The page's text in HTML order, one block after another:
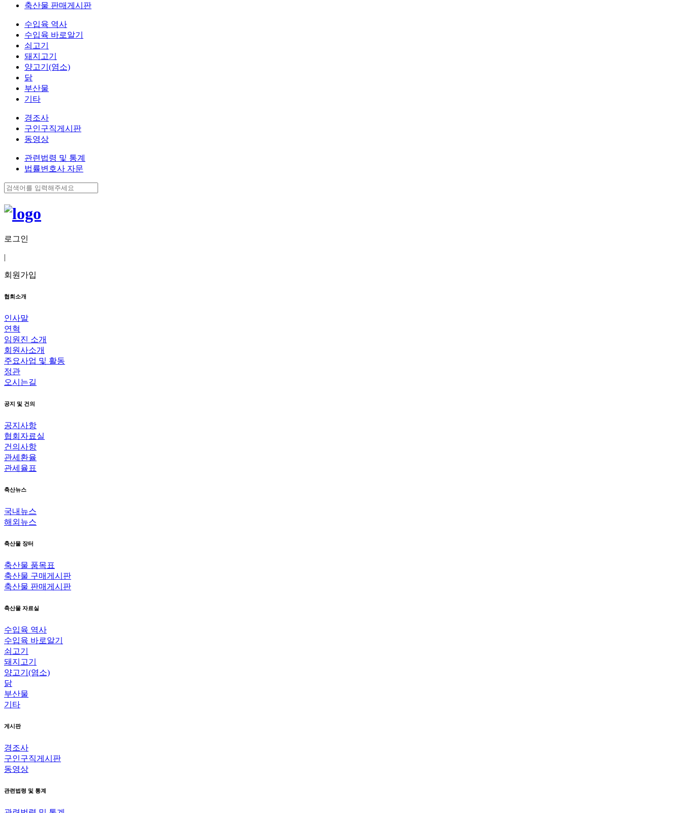
축산물 판매게시판
수입육 역사
수입육 바로알기
쇠고기
돼지고기
양고기(염소)
닭
부산물
기타
경조사
구인구직게시판
동영상
관련법령 및 통계
법률변호사 자문
로그인
|
회원가입
협회소개
인사말
연혁
임원진 소개
회원사소개
주요사업 및 활동
정관
오시는길
공지 및 건의
공지사항
협회자료실
건의사항
관세환율
관세율표
축산뉴스
국내뉴스
해외뉴스
축산물 장터
축산물 품목표
축산물 구매게시판
축산물 판매게시판
축산물 자료실
수입육 역사
수입육 바로알기
쇠고기
돼지고기
양고기(염소)
닭
부산물
기타
게시판
경조사
구인구직게시판
동영상
관련법령 및 통계